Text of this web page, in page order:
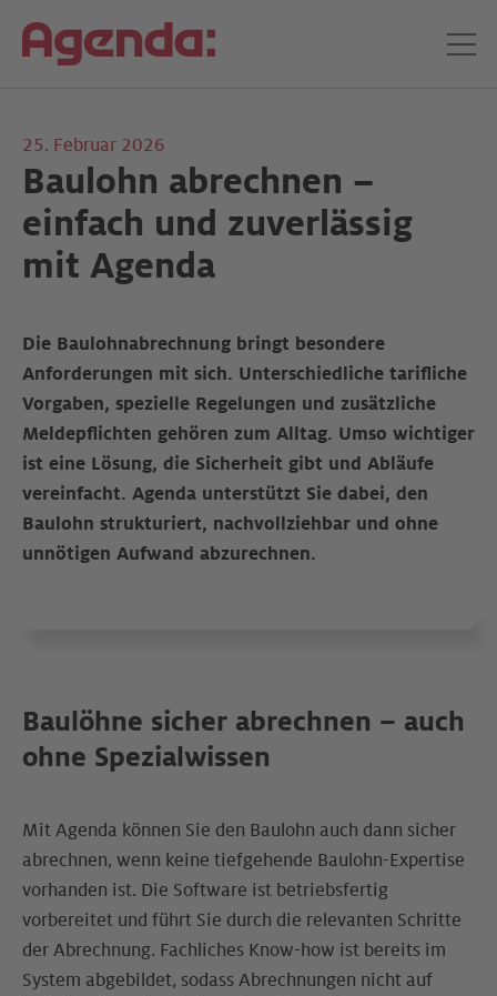
25. Februar 2026
Baulohn abrechnen –
einfach und zuverlässig
mit Agenda
Die Baulohnabrechnung bringt besondere
Anforderungen mit sich. Unterschiedliche tarifliche
Vorgaben, spezielle Regelungen und zusätzliche
Meldepflichten gehören zum Alltag. Umso wichtiger
ist eine Lösung, die Sicherheit gibt und Abläufe
vereinfacht. Agenda unterstützt Sie dabei, den
Baulohn strukturiert, nachvollziehbar und ohne
unnötigen Aufwand abzurechnen.
Baulöhne sicher abrechnen – auch
ohne Spezialwissen
Mit Agenda können Sie den Baulohn auch dann sicher
abrechnen, wenn keine tiefgehende Baulohn-Expertise
vorhanden ist. Die Software ist betriebsfertig
vorbereitet und führt Sie durch die relevanten Schritte
der Abrechnung. Fachliches Know-how ist bereits im
System abgebildet, sodass Abrechnungen nicht auf